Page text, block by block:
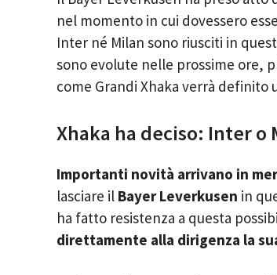
nel momento in cui dovessero
Inter né Milan sono riusciti in
sono evolute nelle prossime ore,
come Grandi Xhaka verrà definito
Xhaka ha deciso: Inter o
Importanti novità arrivano in
lasciare il Bayer Leverkusen in
ha fatto resistenza a questa
direttamente alla dirigenza la